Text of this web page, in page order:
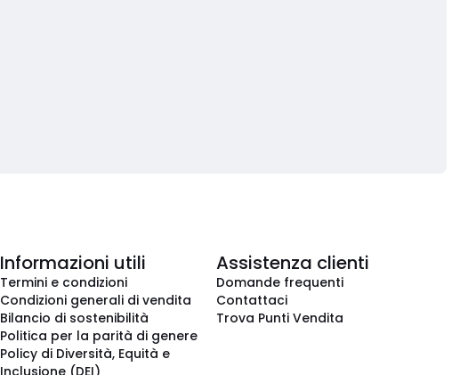
Informazioni utili
Termini e condizioni
Condizioni generali di vendita
Bilancio di sostenibilità
Politica per la parità di genere
Policy di Diversità, Equità e
Inclusione (DEI)
Assistenza clienti
Domande frequenti
Contattaci
Trova Punti Vendita